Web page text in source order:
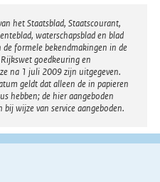
het Staatsblad, Staatscourant,
waterschapsblad en blad
formele bekendmakingen in de
goedkeuring en
na 1 juli 2009 zijn uitgegeven.
geldt dat alleen de in papieren
hebben; de hier aangeboden
wijze van service aangeboden.